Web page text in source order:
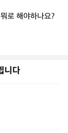
로 해야하나요?
니다